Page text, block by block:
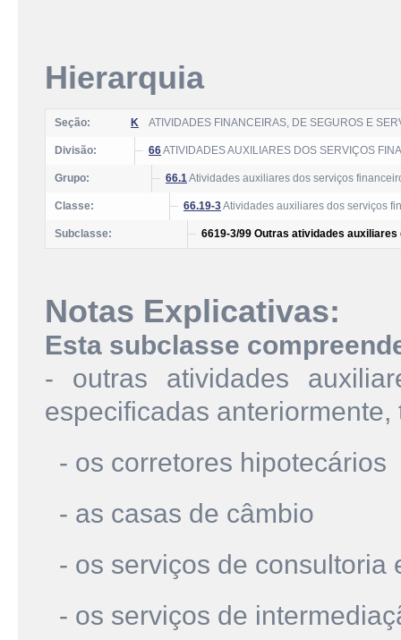
Hierarquia
Seção: K ATIVIDADES FINANCEIRAS, DE SEGUROS E
Divisão: 66ATIVIDADES AUXILIARES DOS SERVIÇOS
Grupo: 66.1Atividades auxiliares dos serviços
Classe: 66.19-3Atividades auxiliares dos serviços
Subclasse: 6619-3/99 Outras atividades
Notas Explicativas:
Esta subclasse
- outras atividades
especificadas anteriormente,
- os corretores hipotecários
- as casas de câmbio
- os serviços de consultoria
- os serviços de